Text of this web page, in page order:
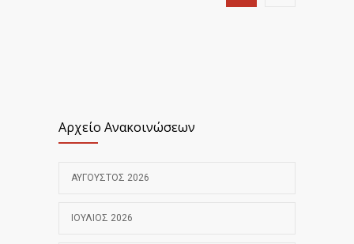
Αρχείο Ανακοινώσεων
ΑΎΓΟΥΣΤΟΣ 2026
ΙΟΎΛΙΟΣ 2026